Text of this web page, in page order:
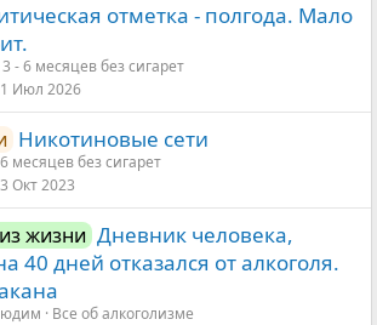
отметка - полгода. Мало
3 - 6 месяцев без сигарет
Июл 2026
Никотиновые сети
месяцев без сигарет
Окт 2023
жизни Дневник человека,
40 дней отказался от алкоголя.
Все об алкоголизме